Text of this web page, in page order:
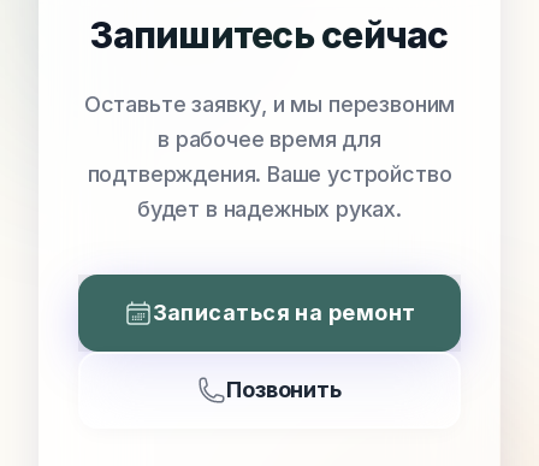
Запишитесь сейчас
Оставьте заявку, и мы перезвоним
в рабочее время для
подтверждения. Ваше устройство
будет в надежных руках.
Записаться на ремонт
Позвонить